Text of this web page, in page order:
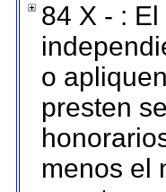
84 X - :
o
presten
menos el